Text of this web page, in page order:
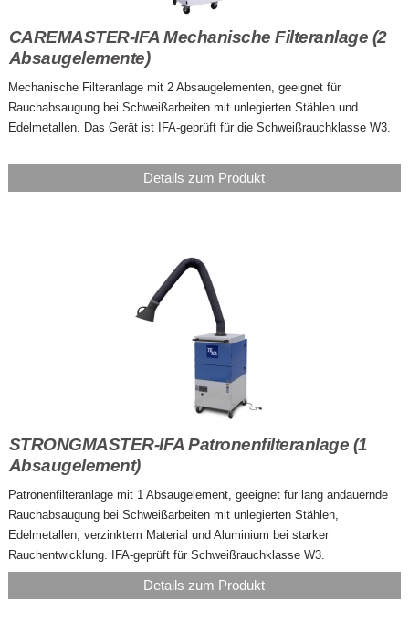
CAREMASTER-IFA Mechanische Filteranlage (2
Absaugelemente)
Mechanische Filteranlage mit 2 Absaugelementen, geeignet für
Rauchabsaugung bei Schweißarbeiten mit unlegierten Stählen und
Edelmetallen. Das Gerät ist IFA-geprüft für die Schweißrauchklasse W3.
Details zum Produkt
STRONGMASTER-IFA Patronenfilteranlage (1
Absaugelement)
Patronenfilteranlage mit 1 Absaugelement, geeignet für lang andauernde
Rauchabsaugung bei Schweißarbeiten mit unlegierten Stählen,
Edelmetallen, verzinktem Material und Aluminium bei starker
Rauchentwicklung. IFA-geprüft für Schweißrauchklasse W3.
Details zum Produkt